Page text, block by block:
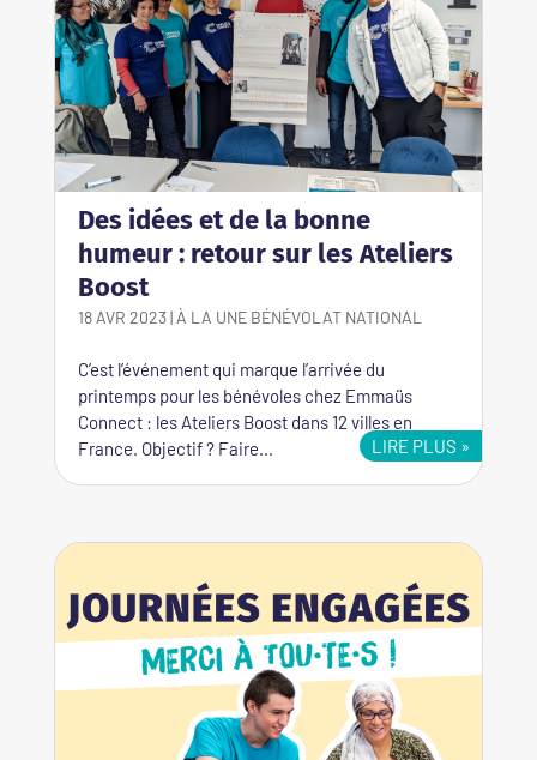
Des idées et de la bonne
humeur : retour sur les Ateliers
Boost
18 AVR 2023| À LA UNE BÉNÉVOLAT NATIONAL
C’est l’événement qui marque l’arrivée du
printemps pour les bénévoles chez Emmaüs
Connect : les Ateliers Boost dans 12 villes en
France. Objectif ? Faire...
LIRE PLUS